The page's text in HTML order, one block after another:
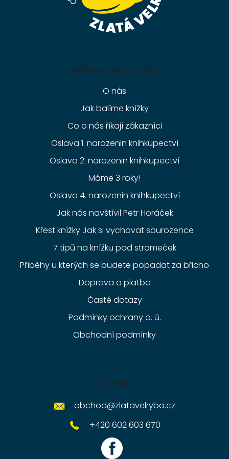
Informace pro vás
O nás
Jak balíme knížky
Co o nás říkají zákazníci
Oslava 1. narozenin knihkupectví
Oslava 2. narozenin knihkupectví
Máme 3 roky!
Oslava 4. narozenin knihkupectví
Jak nás navštívil Petr Horáček
Křest knížky Jak si vychovat sourozence
7 tipů na knížku pod stromeček
Příběhy u kterých se budete popadat za břicho
Doprava a platba
Časté dotazy
Podmínky ochrany o. ú.
Obchodní podmínky
Kontakt
obchod@zlatavelryba.cz
+420 602 603 670